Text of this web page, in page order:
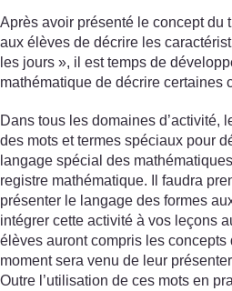
Après avoir présenté le concept du
aux élèves de décrire les
les jours », il est temps de
mathématique de décrire certaines
Dans tous les domaines d’activité,
des mots et termes spéciaux pour
langage spécial des
registre mathématique. Il faudra
présenter le langage des formes
intégrer cette activité à vos leçons
élèves auront compris les concepts
moment sera venu de leur
Outre l’utilisation de ces mots en